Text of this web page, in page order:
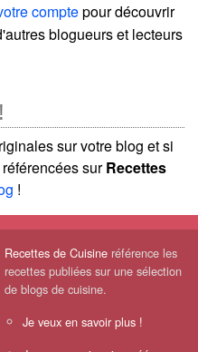
comptepour découvrir
blogueurs et lecteurs
sur votre blog et si
surRecettes
!
Recettes de Cuisine référence les
recettes publiées sur une sélection
de blogs de cuisine.
Je veux en savoir plus !